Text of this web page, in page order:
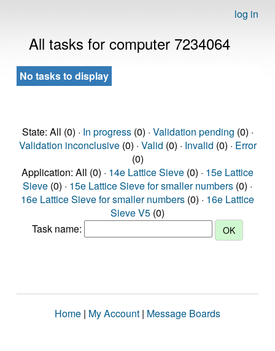
log in
All tasks for computer 7234064
No tasks to display
State: All (0) · In progress(0) · Validation pending (0) ·
Validation inconclusive(0) · Valid (0) · Invalid (0) · Error
(0)
Application: All (0) · 14e Lattice Sieve (0) · 15e Lattice
Sieve (0) · 15e Lattice Sieve for smaller numbers (0) ·
16e Lattice Sieve for smaller numbers (0) · 16e Lattice
Sieve V5 (0)
Task name:
Home | My Account | Message Boards